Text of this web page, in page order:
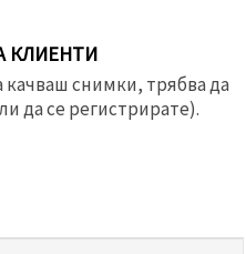
КЛИЕНТИ
снимки, трябва да
да се регистрирате).